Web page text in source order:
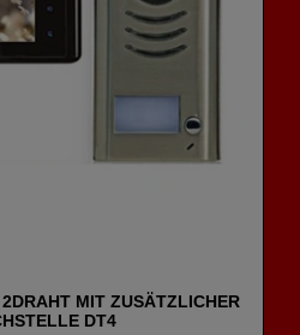
MIT ZUSÄTZLICHER
DT4